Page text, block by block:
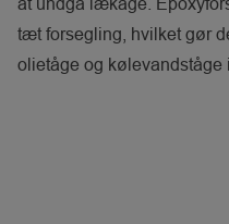
tæt forsegling, hvilket gør
olietåge og kølevandståge